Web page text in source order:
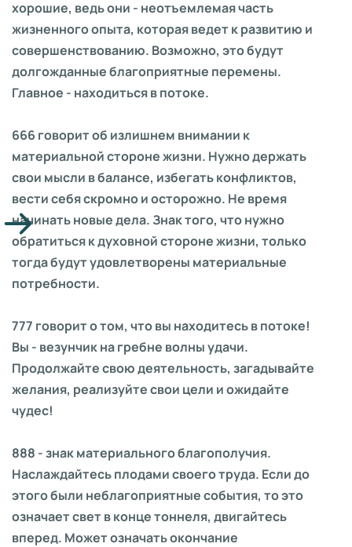
хорошие, ведь они - неотъемлемая часть
жизненного опыта, которая ведет к развитию и
совершенствованию. Возможно, это будут
долгожданные благоприятные перемены.
Главное - находиться в потоке.
666 говорит об излишнем внимании к
материальной стороне жизни. Нужно держать
свои мысли в балансе, избегать конфликтов,
вести себя скромно и осторожно. Не время
начинать новые дела. Знак того, что нужно
обратиться к духовной стороне жизни, только
тогда будут удовлетворены материальные
потребности.
777 говорит о том, что вы находитесь в потоке!
Вы - везунчик на гребне волны удачи.
Продолжайте свою деятельность, загадывайте
желания, реализуйте свои цели и ожидайте
чудес!
888 - знак материального благополучия.
Наслаждайтесь плодами своего труда. Если до
этого были неблагоприятные события, то это
означает свет в конце тоннеля, двигайтесь
вперед. Может означать окончание